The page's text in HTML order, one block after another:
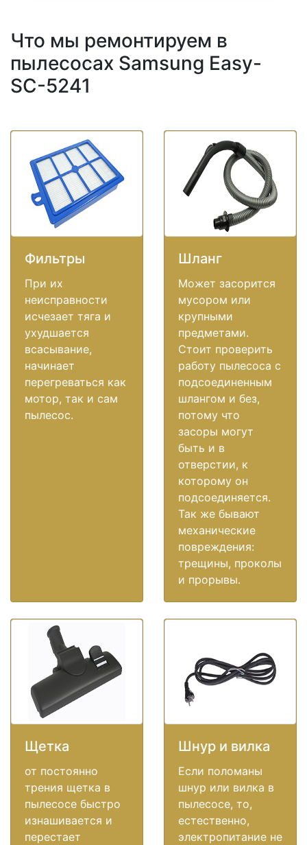
Что мы ремонтируем в
пылесосах Samsung Easy-
SC-5241
Фильтры
При их
неисправности
исчезает тяга и
ухудшается
всасывание,
начинает
перегреваться как
мотор, так и сам
пылесос.
Шланг
Может засорится
мусором или
крупными
предметами.
Стоит проверить
работу пылесоса с
подсоединенным
шлангом и без,
потому что
засоры могут
быть и в
отверстии, к
которому он
подсоединяется.
Так же бывают
механические
повреждения:
трещины, проколы
и прорывы.
Щетка
от постоянно
трения щетка в
пылесосе быстро
изнашивается и
перестает
Шнур и вилка
Если поломаны
шнур или вилка в
пылесосе, то,
естественно,
электропитание не